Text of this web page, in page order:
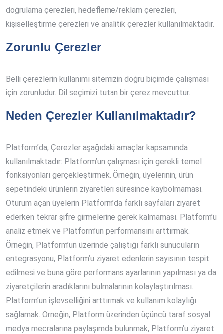
doğrulama çerezleri, hedefleme/reklam çerezleri,
kişiselleştirme çerezleri ve analitik çerezler kullanılmaktadır.
Zorunlu Çerezler
Belli çerezlerin kullanımı sitemizin doğru biçimde çalışması
için zorunludur. Dil seçimizi tutan bir çerez mevcuttur.
Neden Çerezler Kullanılmaktadır?
Platform’da, Çerezler aşağıdaki amaçlar kapsamında
kullanılmaktadır: Platform’un çalışması için gerekli temel
fonksiyonları gerçekleştirmek. Örneğin, üyelerinin, ürün
sepetindeki ürünlerin ziyaretleri süresince kaybolmaması.
Oturum açan üyelerin Platform’da farklı sayfaları ziyaret
ederken tekrar şifre girmelerine gerek kalmaması. Platform’u
analiz etmek ve Platform’un performansını arttırmak.
Örneğin, Platform’un üzerinde çalıştığı farklı sunucuların
entegrasyonu, Platform’u ziyaret edenlerin sayısının tespit
edilmesi ve buna göre performans ayarlarının yapılması ya da
ziyaretçilerin aradıklarını bulmalarının kolaylaştırılması.
Platform’un işlevselliğini arttırmak ve kullanım kolaylığı
sağlamak. Örneğin, Platform üzerinden üçüncü taraf sosyal
medya mecralarına paylaşımda bulunmak, Platform’u ziyaret